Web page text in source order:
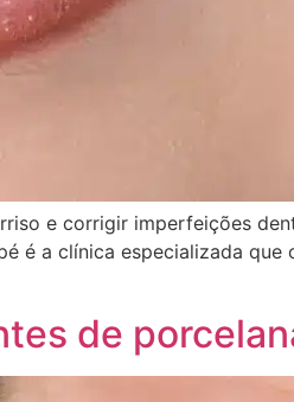
e corrigir imperfeições
é a clínica especializada que
de